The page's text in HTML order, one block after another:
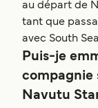
au départ de
tant que
avec South
Puis-je
compagnie
Navutu